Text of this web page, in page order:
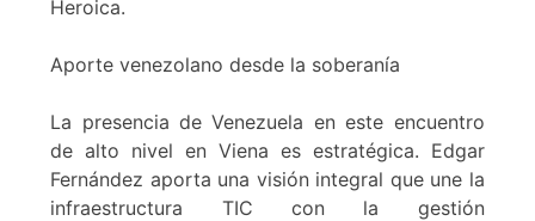
Heroica.
Aporte venezolano desde la soberanía
La presencia de Venezuela en este encuentro
de alto nivel en Viena es estratégica. Edgar
Fernández aporta una visión integral que une la
infraestructura TIC con la gestión